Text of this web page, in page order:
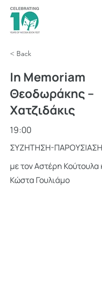
< Back
In Memoriam
Θεοδωράκης –
Χατζιδάκις
19:00
ΣΥΖΗΤΗΣΗ-ΠΑΡΟΥΣΙΑΣΗ
με τον Αστέρη Κούτουλα
Κώστα Γουλιάμο